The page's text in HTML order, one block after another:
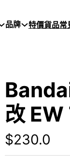
品牌 特價貨品常
改
$230.0